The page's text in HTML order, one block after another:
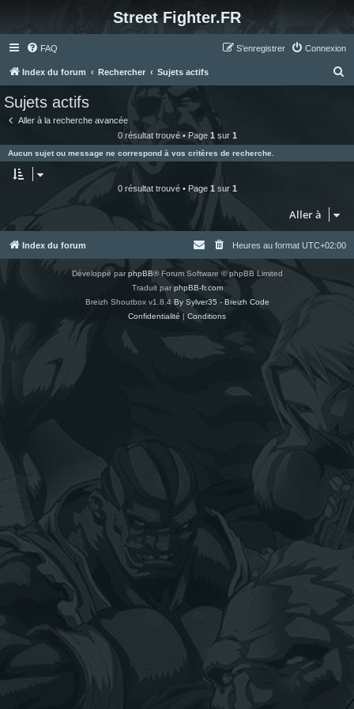
Street Fighter.FR
FAQ Connexion
S’enregistrer
Index du forum Rechercher Sujets actifs
e
r
Sujets actifs
Aller à la recherche avancée
0 résultat trouvé • Page 1 sur 1
Aucun sujet ou message ne correspond à vos critères de recherche.
0 résultat trouvé • Page 1 sur 1
Aller à
Index du forum Heures au format UTC+02:00
Développé parphpBB® Forum Software © phpBB Limited
Traduit parphpBB-fr.com
Breizh Shoutbox v1.8.4 By Sylver35 - Breizh Code
Confidentialité | Conditions